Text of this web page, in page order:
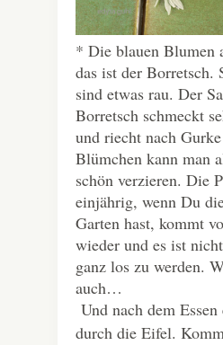
* Die blauen Blumen
das ist der Borretsch.
sind etwas rau. Der
Borretsch schmeckt
und riecht nach
Blümchen kann man
schön verzieren. Die
einjährig, wenn Du
Garten hast, kommt
wieder und es ist
ganz los zu werden.
auch…
Und nach dem
durch die Eifel.